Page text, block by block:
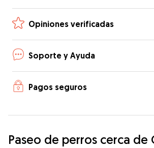
Opiniones verificadas
Soporte y Ayuda
Pagos seguros
Paseo de perros cerca de